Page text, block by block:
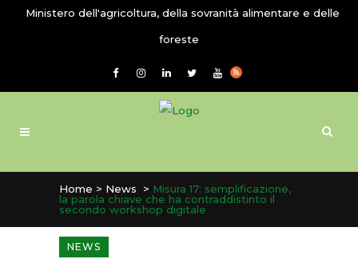
Ministero dell'agricoltura, della sovranità alimentare e delle
foreste
Home > News > Misura 17: semplificazione,
la parola chiave che ha contraddistinto il
secondo workshop digitale
NEWS